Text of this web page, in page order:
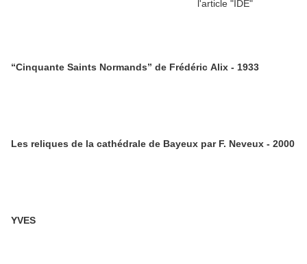
“Cinquante Saints Normands” de Frédéric Alix - 1933
Les reliques de la cathédrale de Bayeux par F. Neveux - 2000
YVES